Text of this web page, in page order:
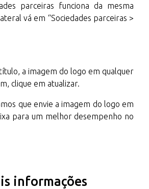
parceiras funciona da mesma
vá em “Sociedades parceiras >
a imagem do logo em qualquer
clique em atualizar.
que envie a imagem do logo em
para um melhor desempenho no
informações